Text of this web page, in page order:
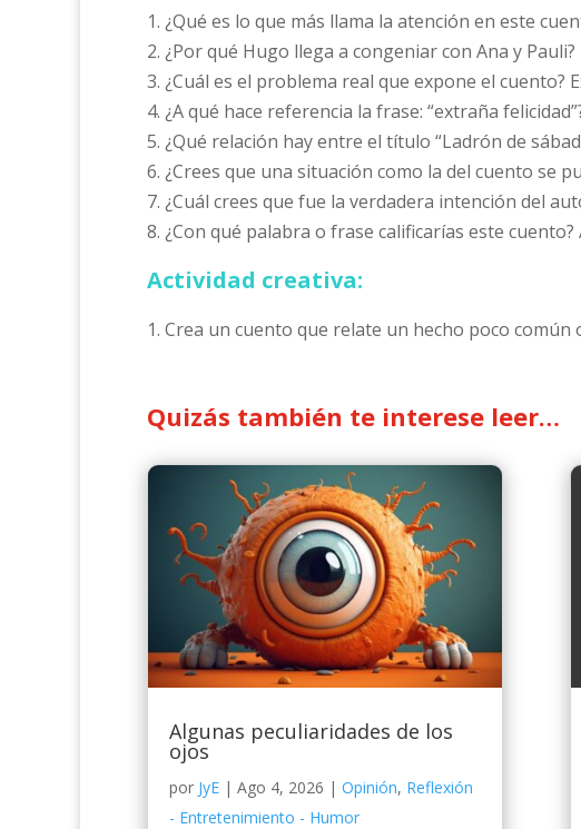
1. ¿Qué es lo que más llama la atención en este
2. ¿Por qué Hugo llega a congeniar con Ana y Pauli?
3. ¿Cuál es el problema real que expone el cuento?
4. ¿A qué hace referencia la frase: “extraña
5. ¿Qué relación hay entre el título “Ladrón de
6. ¿Crees que una situación como la del cuento se
7. ¿Cuál crees que fue la verdadera intención del
8. ¿Con qué palabra o frase calificarías este
Actividad creativa:
1. Crea un cuento que relate un hecho poco
Quizás también te interese leer…
Algunas peculiaridades de los
ojos
por JyE | Ago 4, 2026 | Opinión, Reflexión
- Entretenimiento - Humor